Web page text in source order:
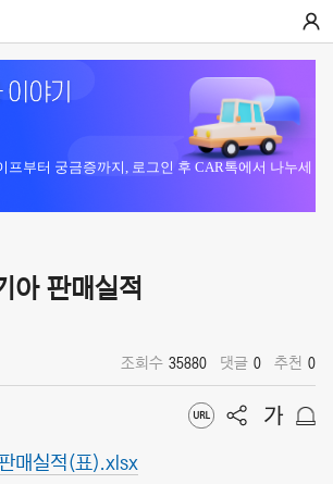
프부터 궁금증까지, 로그인 후 CAR톡에서 나누세
아 판매실적
조회수 35880 댓글 0 추천 0
매실적(표).xlsx